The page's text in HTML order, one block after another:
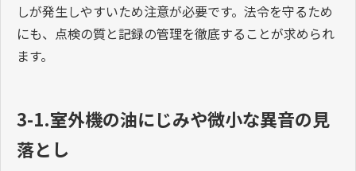
しが発生しやすいため注意が必要です。法令を守るため
にも、点検の質と記録の管理を徹底することが求められ
ます。
3-1.室外機の油にじみや微小な異音の見
落とし